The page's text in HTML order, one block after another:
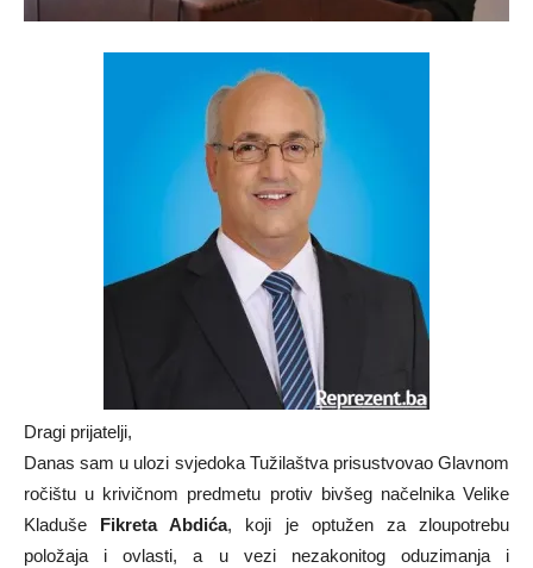
Dragi prijatelji,
Danas sam u ulozi svjedoka Tužilaštva prisustvovao Glavnom
ročištu u krivičnom predmetu protiv bivšeg načelnika Velike
Kladuše Fikreta Abdića, koji je optužen za zloupotrebu
položaja i ovlasti, a u vezi nezakonitog oduzimanja i